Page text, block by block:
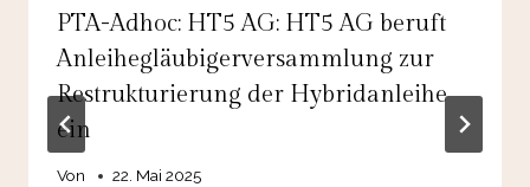
PTA-Adhoc: HT5 AG: HT5 AG beruft
Anleihegläubigerversammlung zur
Restrukturierung der Hybridanleihe
ein
Von 22. Mai 2025